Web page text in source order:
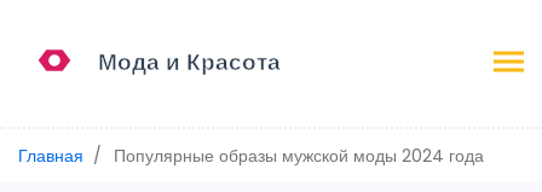
Главная Популярные образы мужской моды 2024 года